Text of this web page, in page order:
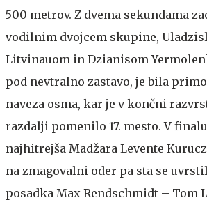
500 metrov. Z dvema sekundama
vodilnim dvojcem skupine,
Litvinauom in Dzianisom
pod nevtralno zastavo, je bila
naveza osma, kar je v končni
razdalji pomenilo 17. mesto. V
najhitrejša Madžara Levente
na zmagovalni oder pa sta se
posadka Max Rendschmidt – Tom